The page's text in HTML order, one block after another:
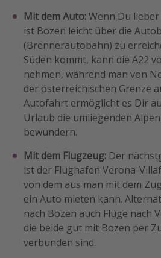
Mit dem Auto:Wenn Du
ist Bozen leicht über die
(Brennerautobahn) zu
Süden kommt, kann die A22
nehmen, während man von
der österreichischen Grenze
Autofahrt ermöglicht es Dir
Urlaub die umliegenden
bewundern.
Mit dem Flugzeug: Der
ist der Flughafen Verona-
von dem aus man mit dem
ein Auto mieten kann.
nach Bozen auch Flüge nach
die beide gut mit Bozen per
verbunden sind.